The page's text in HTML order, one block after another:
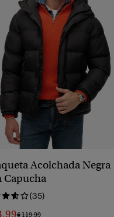
Acolchada Negra
Capucha
(35)
Precio Rebajado De
€ 119,99A